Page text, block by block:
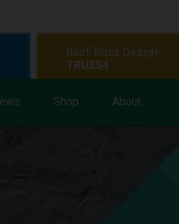
Shop About
Roof Truss Design
TRUSS4